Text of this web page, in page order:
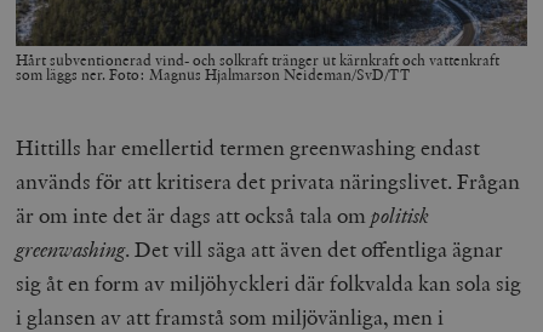
Hårt subventionerad vind- och solkraft tränger ut kärnkraft och vattenkraft
som läggs ner. Foto: Magnus Hjalmarson Neideman/SvD/TT
Hittills har emellertid termen greenwashing endast
används för att kritisera det privata näringslivet. Frågan
är om inte det är dags att också tala ompolitisk
greenwashing. Det vill säga att även det offentliga ägnar
sig åt en form av miljöhyckleri där folkvalda kan sola sig
i glansen av att framstå som miljövänliga, men i